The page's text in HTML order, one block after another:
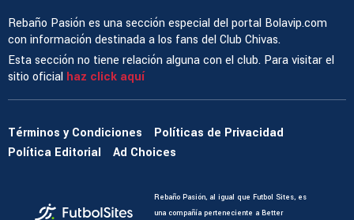
Rebaño Pasión es una sección especial del portal Bolavip.com
con información destinada a los fans del Club Chivas.
Esta sección no tiene relación alguna con el club. Para visitar el
sitio oficial haz click aquí
Términos y Condiciones
Políticas de Privacidad
Política Editorial
Ad Choices
Rebaño Pasión, al igual que Futbol Sites, es
una compañía perteneciente a Better